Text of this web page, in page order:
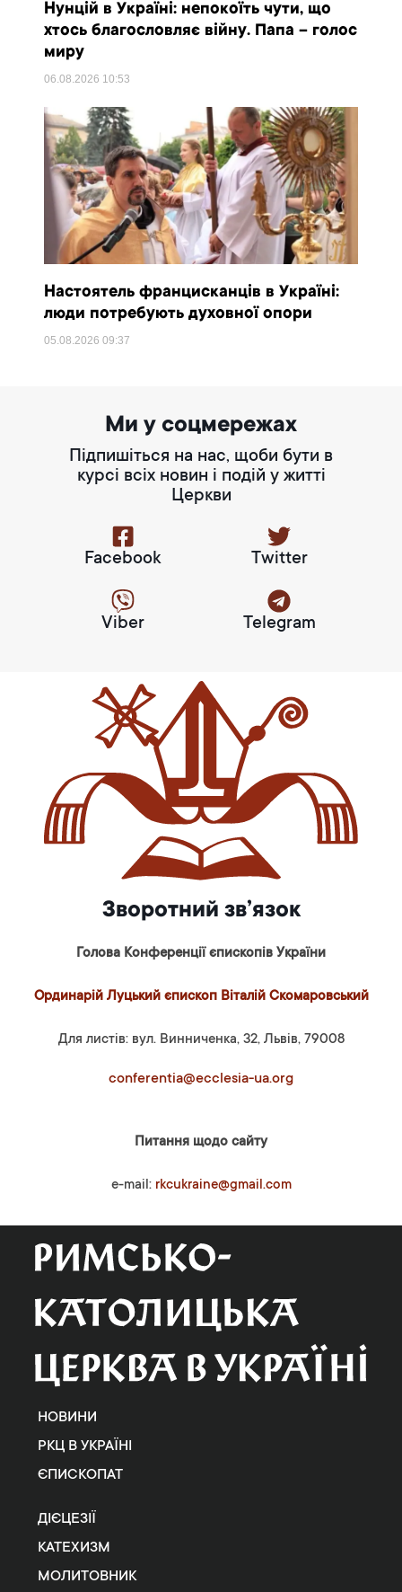
Нунцій в Україні: непокоїть чути, що
хтось благословляє війну. Папа – голос
миру
06.08.2026 10:53
Настоятель францисканців в Україні:
люди потребують духовної опори
05.08.202609:37
Ми у соцмережах
Підпишіться на нас, щоби бути в
курсі всіх новин і подій у житті
Церкви
Facebook Twitter
Viber Telegram
Зворотний зв’язок
Голова Конференції єпископів України
Ординарій Луцький єпископ Віталій Скомаровський
Для листів: вул. Винниченка, 32, Львів, 79008
conferentia@ecclesia-ua.org
Питання щодо сайту
e-mail: rkcukraine@gmail.com
НОВИНИ
РКЦ В УКРАЇНІ
ЄПИСКОПАТ
ДІЄЦЕЗІЇ
КАТЕХИЗМ
МОЛИТОВНИК